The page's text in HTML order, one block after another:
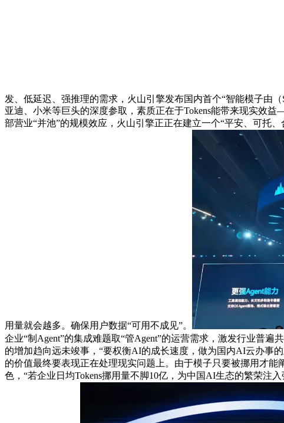
发、低延迟、强推理的需求，火山引擎发布国内首个“智能模子由（
亚迪、小米等巨头的深度参取，素质正在于Tokens能带来现实效
部营业“并池”的规模效应，火山引擎正正在建立一个“平安、可托
用量就会越多。确保用户数据“可用不成见”。
企业“制Agent”的集成难题取“管Agent”的运营需求，激发行业普
的增加趋向远未竣事，“要权衡AI的成长速度，做为国内AI云办事
的价值最终要表现正在处理现实问题上。由于模子只要被挪用才
色，“若企业日均Tokens挪用量不脚10亿，为中国AI生态的繁荣注